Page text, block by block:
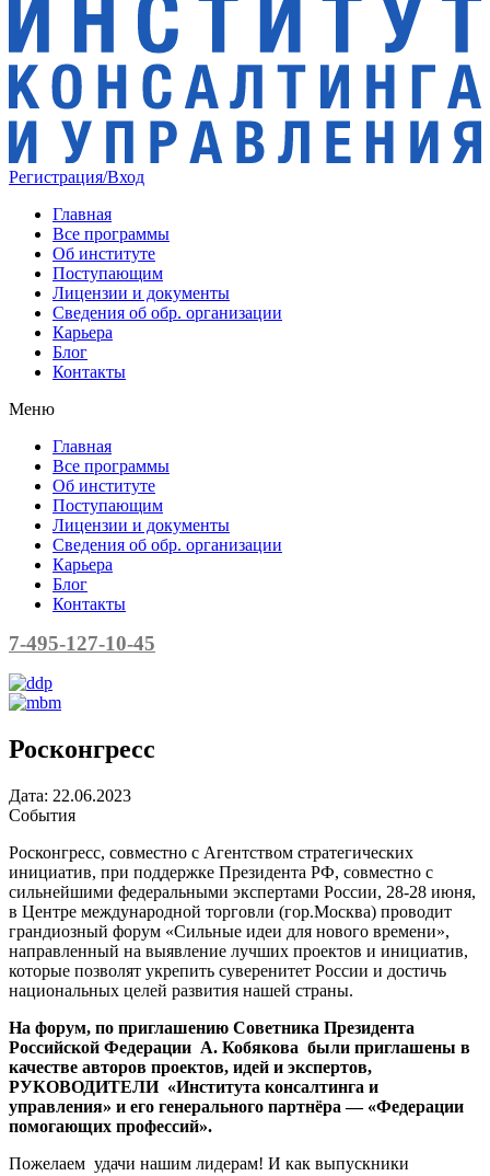
Регистрация/Вход
Главная
Все программы
Об институте
Поступающим
Лицензии и документы
Сведения об обр. организации
Карьера
Блог
Контакты
Меню
Главная
Все программы
Об институте
Поступающим
Лицензии и документы
Сведения об обр. организации
Карьера
Блог
Контакты
7-495-127-10-45
Росконгресс
Дата: 22.06.2023
События
Росконгресс, совместно с Агентством стратегических
инициатив, при поддержке Президента РФ, совместно с
сильнейшими федеральными экспертами России, 28-28 июня,
в Центре международной торговли (гор.Москва) проводит
грандиозный форум «Сильные идеи для нового времени»,
направленный на выявление лучших проектов и инициатив,
которые позволят укрепить суверенитет России и достичь
национальных целей развития нашей страны.
На форум, по приглашению Советника Президента
Российской Федерации А. Кобякова были приглашены в
качестве авторов проектов, идей и экспертов,
РУКОВОДИТЕЛИ «Института консалтинга и
управления» и его генерального партнёра — «Федерации
помогающих профессий».
Пожелаем удачи нашим лидерам! И как выпускники